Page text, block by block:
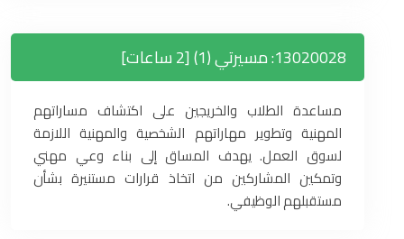
13020028: مسيرتي (1) [2 ساعات]
مساعدة الطلاب والخريجين على اكتشاف مساراتهم
المهنية وتطوير مهاراتهم الشخصية والمهنية اللازمة
لسوق العمل. يهدف المساق إلى بناء وعي مهني
وتمكين المشاركين من اتخاذ قرارات مستنيرة بشأن
مستقبلهم الوظيفي.